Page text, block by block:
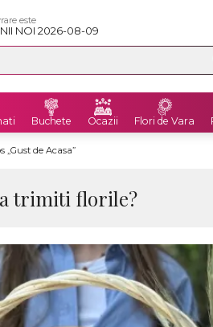
este
NOI 2026-08-09
Buchete Ocazii Flori de Vara
„Gust de Acasa”
trimiti florile?